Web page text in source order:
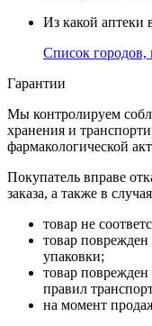
Из какой аптеки
Список городов,
Гарантии
Мы контролируем
хранения и
фармакологической
Покупатель вправе
заказа, а также в
товар не
товар поврежден
упаковки;
товар поврежден
правил
на момент